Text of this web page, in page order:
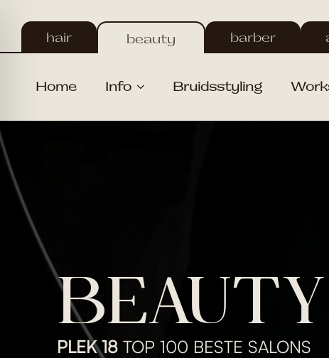
main
hair beauty barber
Home Info Bruidsstyling
BEAUTY
PLEK 18 TOP 100 BESTE SALONS